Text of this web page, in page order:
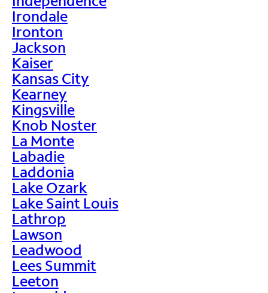
Irondale
Ironton
Jackson
Kaiser
Kansas City
Kearney
Kingsville
Knob Noster
La Monte
Labadie
Laddonia
Lake Ozark
Lake Saint Louis
Lathrop
Lawson
Leadwood
Lees Summit
Leeton